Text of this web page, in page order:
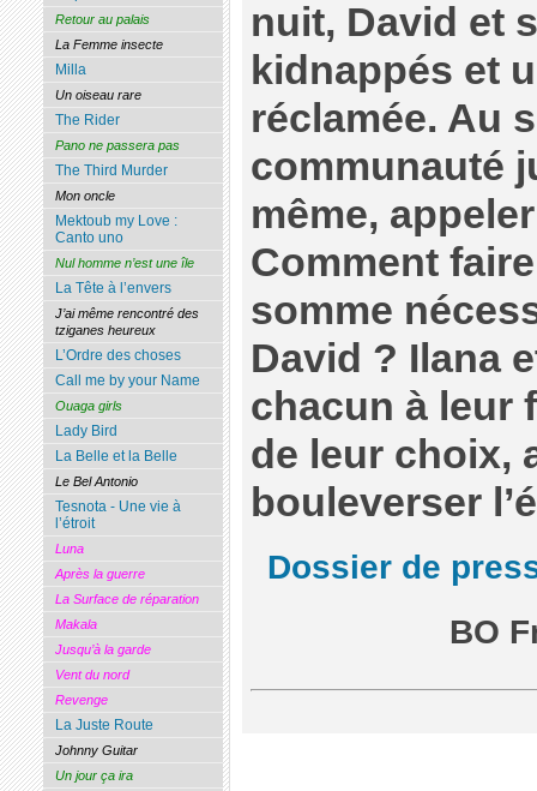
nuit, David et
kidnappés et
réclamée. Au
communauté
même,
Comment
somme
David ? Ilana
chacun à leur
de leur choix,
bouleverser
Dossier de
BO
Retour au palais
La Femme insecte
Milla
Un oiseau rare
The Rider
Pano ne passera pas
The Third Murder
Mon oncle
Mektoub my Love :
Canto uno
Nul homme n’est une île
La Tête à l’envers
J’ai même rencontré des
tziganes heureux
L’Ordre des choses
Call me by your Name
Ouaga girls
Lady Bird
La Belle et la Belle
Le Bel Antonio
Tesnota - Une vie à
l’étroit
Luna
Après la guerre
La Surface de réparation
Makala
Jusqu’à la garde
Vent du nord
Revenge
La Juste Route
Johnny Guitar
Un jour ça ira